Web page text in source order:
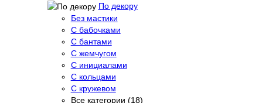
По декору
Без мастики
С бабочками
С бантами
С жемчугом
С инициалами
С кольцами
С кружевом
Все категории (18)